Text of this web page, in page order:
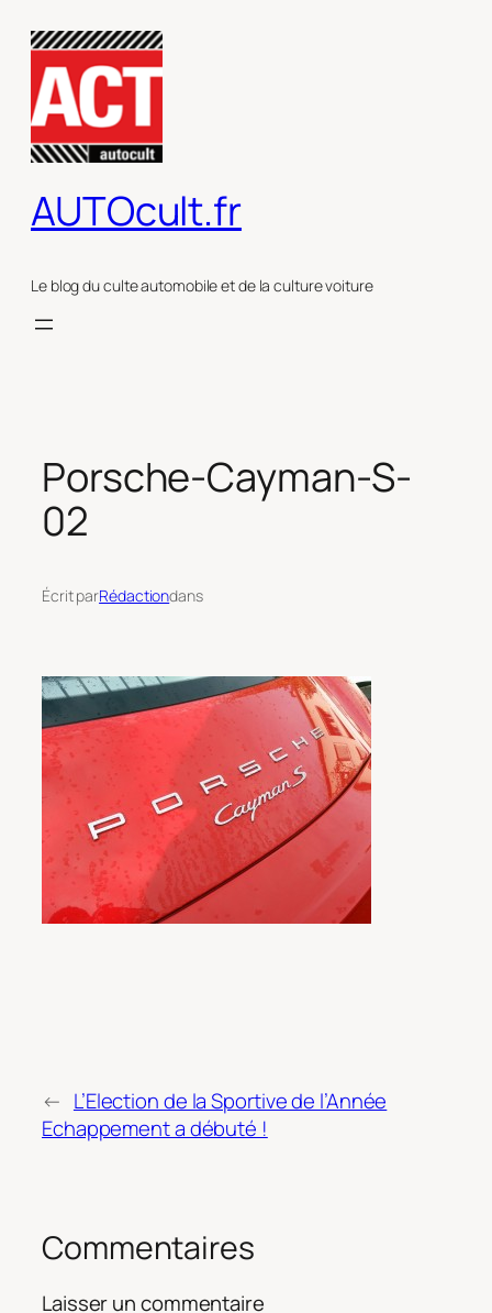
contenu
AUTOcult.fr
Le blog du culte automobile et de la culture voiture
Porsche-Cayman-S-
02
Écrit parRédactiondans
← L’Election de la Sportive de l’Année
Echappement a débuté !
Commentaires
Laisser un commentaire